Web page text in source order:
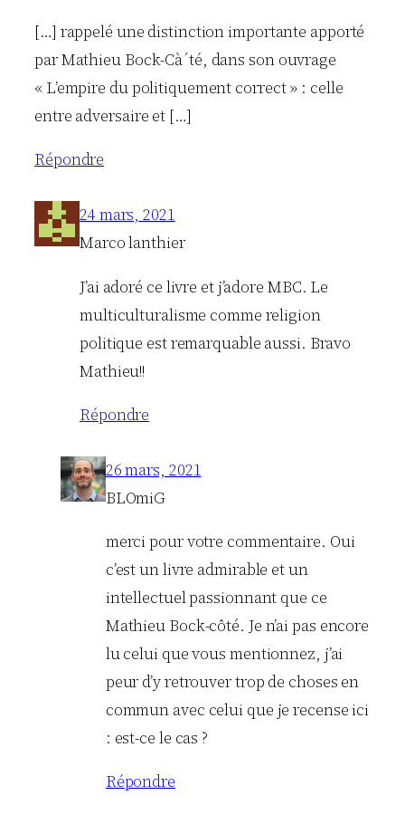
[…] rappelé une distinction importante apporté
par Mathieu Bock-Cà´té, dans son ouvrage
« L’empire du politiquement correct » : celle
entre adversaire et […]
Répondre
24 mars, 2021
Marco lanthier
J’ai adoré ce livre et j’adore MBC. Le
multiculturalisme comme religion
politique est remarquable aussi. Bravo
Mathieu!!
Répondre
26 mars, 2021
BLOmiG
merci pour votre commentaire. Oui
c’est un livre admirable et un
intellectuel passionnant que ce
Mathieu Bock-côté. Je n’ai pas encore
lu celui que vous mentionnez, j’ai
peur d’y retrouver trop de choses en
commun avec celui que je recense ici
: est-ce le cas ?
Répondre